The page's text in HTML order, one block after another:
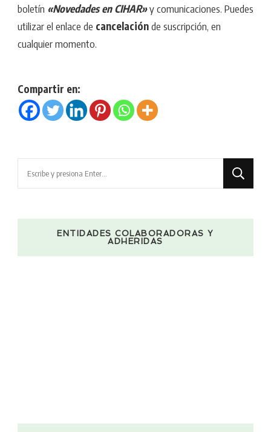
boletín «Novedades en CIHAR»y comunicaciones. Puedes
utilizar el enlace de cancelaciónde suscripción, en
cualquier momento.
Compartir en:
ENTIDADES COLABORADORAS Y
ADHERIDAS